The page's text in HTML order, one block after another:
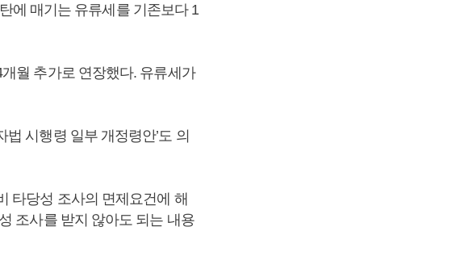
에 매기는 유류세를 기존보다 1
월 추가로 연장했다. 유류세가
시행령 일부 개정령안’도 의
타당성 조사의 면제요건에 해
조사를 받지 않아도 되는 내용